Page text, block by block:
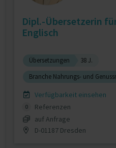
Dipl.-Übersetzerin
Englisch
Übersetzungen
38 J.
Branche Nahrungs- und
Verfügbarkeit einsehen
0
Referenzen
auf Anfrage
D-01187 Dresden